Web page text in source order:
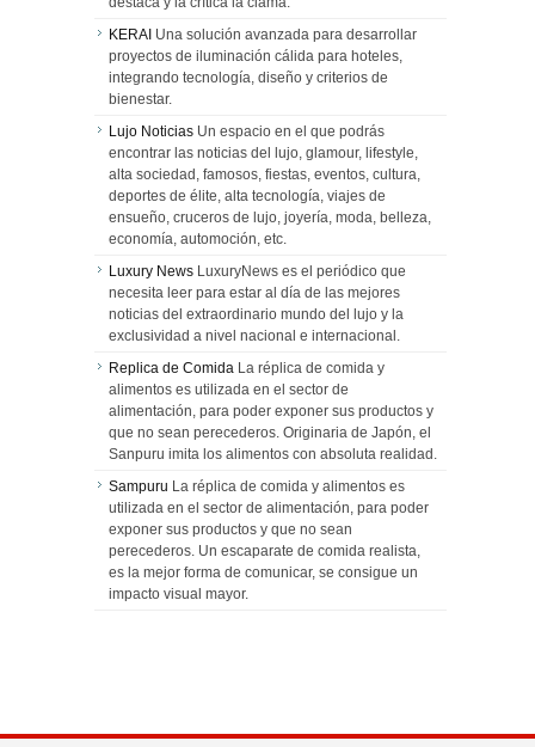
KERAI Una solución avanzada para desarrollar
proyectos de iluminación cálida para hoteles,
integrando tecnología, diseño y criterios de
bienestar.
Lujo Noticias Un espacio en el que podrás
encontrar las noticias del lujo, glamour, lifestyle,
alta sociedad, famosos, fiestas, eventos, cultura,
deportes de élite, alta tecnología, viajes de
ensueño, cruceros de lujo, joyería, moda, belleza,
economía, automoción, etc.
Luxury News LuxuryNews es el periódico que
necesita leer para estar al día de las mejores
noticias del extraordinario mundo del lujo y la
exclusividad a nivel nacional e internacional.
Replica de Comida La réplica de comida y
alimentos es utilizada en el sector de
alimentación, para poder exponer sus productos y
que no sean perecederos. Originaria de Japón, el
Sanpuru imita los alimentos con absoluta realidad.
Sampuru La réplica de comida y alimentos es
utilizada en el sector de alimentación, para poder
exponer sus productos y que no sean
perecederos. Un escaparate de comida realista,
es la mejor forma de comunicar, se consigue un
impacto visual mayor.